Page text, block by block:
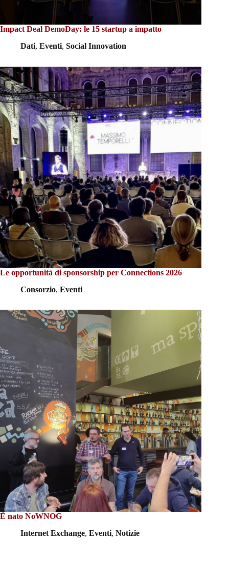
Impact Deal DemoDay: le 15 startup a impatto
Dati, Eventi, Social Innovation
Le opportunità di sponsorship per Connections 2026
Consorzio, Eventi
È nato NoWNOG
Internet Exchange, Eventi, Notizie